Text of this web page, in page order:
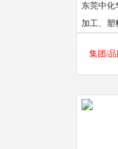
东莞中化
加工、塑
有限公
500强企
集团/